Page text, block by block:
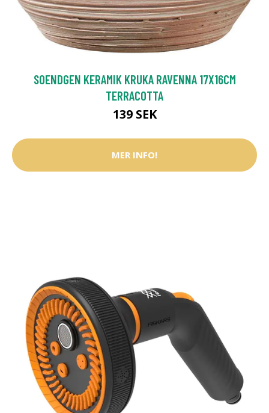
SOENDGEN KERAMIK KRUKA RAVENNA 17X16CM
TERRACOTTA
139 SEK
MER INFO!